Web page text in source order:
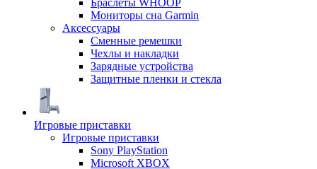
Браслеты WHOOP
Мониторы сна Garmin
Аксессуары
Сменные ремешки
Чехлы и накладки
Зарядные устройства
Защитные пленки и стекла
Игровые приставки
Игровые приставки
Sony PlayStation
Microsoft XBOX